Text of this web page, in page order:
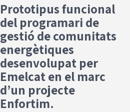
Prototipus funcional
del programari de
gestió de comunitats
energètiques
desenvolupat per
Emelcat en el marc
d’un projecte
Enfortim.